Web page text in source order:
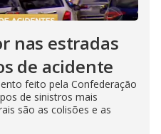
nas estradas
de acidente
feito pela Confederação
de sinistros mais
são as colisões e as